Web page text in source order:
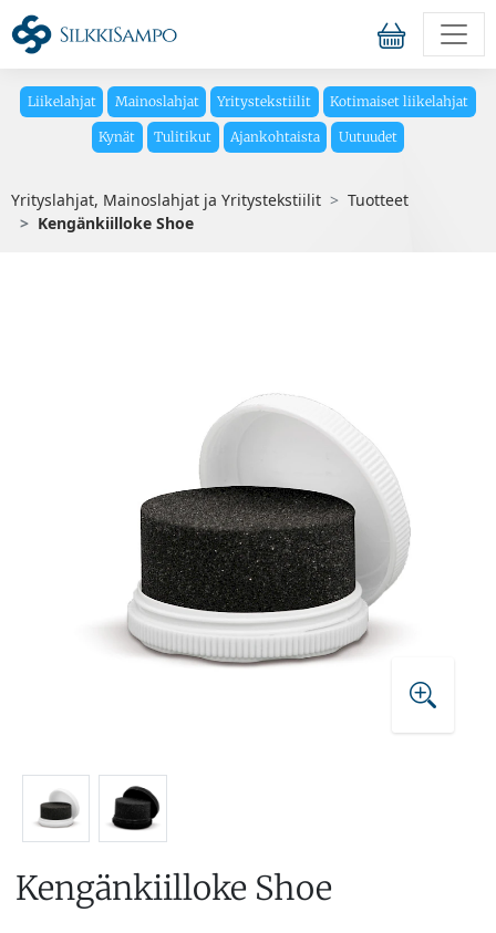
Liikelahjat Mainoslahjat Yritystekstiilit Kotimaiset liikelahjat
Kynät Tulitikut Ajankohtaista Uutuudet
Yrityslahjat, Mainoslahjat ja Yritystekstiilit
Tuotteet
Kengänkiilloke Shoe
Kengänkiilloke Shoe